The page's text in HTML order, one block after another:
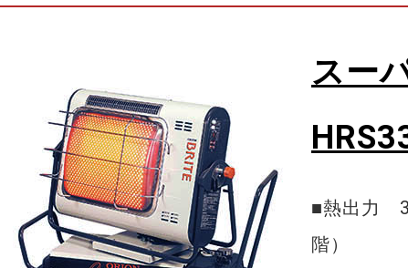
スー
■熱出力
階）